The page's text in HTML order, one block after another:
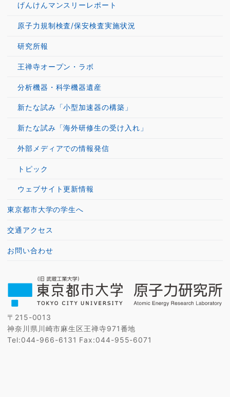
げんけんマンスリーレポート
原子力規制検査/保安検査実施状況
研究所報
王禅寺オープン・ラボ
分析機器・科学機器遺産
新たな試み「小型加速器の構築」
新たな試み「海外研修生の受け入れ」
外部メディアでの情報発信
トピック
ウェブサイト更新情報
東京都市大学の学生へ
交通アクセス
お問い合わせ
〒215-0013
神奈川県川崎市麻生区王禅寺971番地
Tel:044-966-6131 Fax:044-955-6071